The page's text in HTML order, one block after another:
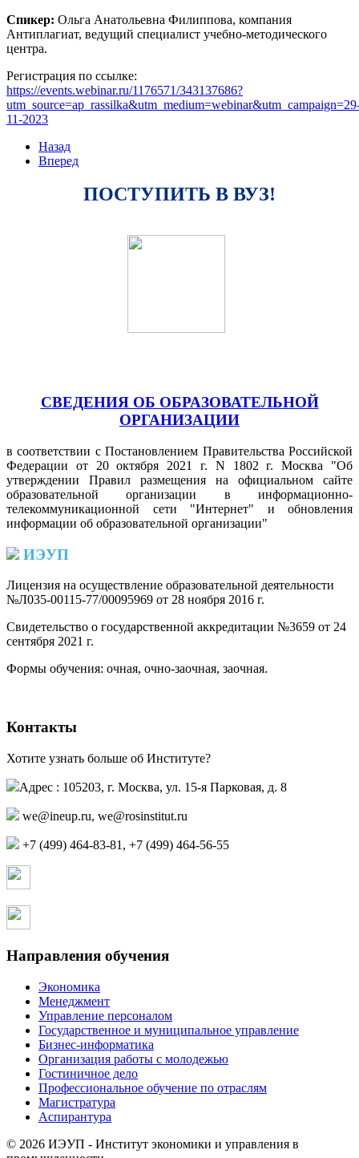
Спикер: Ольга Анатольевна Филиппова, компания
Антиплагиат, ведущий специалист учебно-методического
центра.
Регистрация по ссылке:
https://events.webinar.ru/1176571/343137686?
11-2023
Назад
Вперед
ПОСТУПИТЬ В ВУЗ!
СВЕДЕНИЯ ОБ ОБРАЗОВАТЕЛЬНОЙ
ОРГАНИЗАЦИИ
в соответствии с Постановлением Правительства Российской
Федерации от 20 октября 2021 г. N 1802 г. Москва "Об
утверждении Правил размещения на официальном сайте
образовательной организации в информационно-
телекоммуникационной сети "Интернет" и обновления
информации об образовательной организации"
ИЭУП
Лицензия на осуществление образовательной деятельности
№Л035-00115-77/00095969 от 28 ноября 2016 г.
Свидетельство о государственной аккредитации №3659 от 24
сентября 2021 г.
Формы обучения: очная, очно-заочная, заочная.
Контакты
Хотите узнать больше об Институте?
Адрес : 105203, г. Москва, ул. 15-я Парковая, д. 8
,
+7 (499) 464-83-81, +7 (499) 464-56-55
Направления обучения
Экономика
Менеджмент
Управление персоналом
Государственное и муниципальное управление
Бизнес-информатика
Организация работы с молодежью
Гостиничное дело
Профессиональное обучение по отраслям
Магистратура
Аспирантура
© 2026 ИЭУП - Институт экономики и управления в